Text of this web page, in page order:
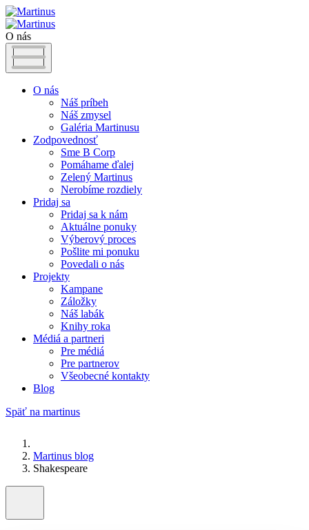
O nás
O nás
Náš príbeh
Náš zmysel
Galéria Martinusu
Zodpovednosť
Sme B Corp
Pomáhame ďalej
Zelený Martinus
Nerobíme rozdiely
Pridaj sa
Pridaj sa k nám
Aktuálne ponuky
Výberový proces
Pošlite mi ponuku
Povedali o nás
Projekty
Kampane
Záložky
Náš labák
Knihy roka
Médiá a partneri
Pre médiá
Pre partnerov
Všeobecné kontakty
Blog
Späť na martinus
Martinus blog
Shakespeare